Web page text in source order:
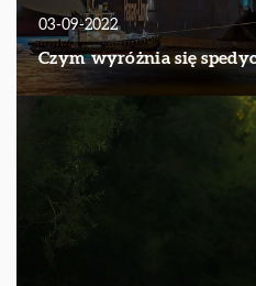
03-09-2022
Czym wyróżnia się